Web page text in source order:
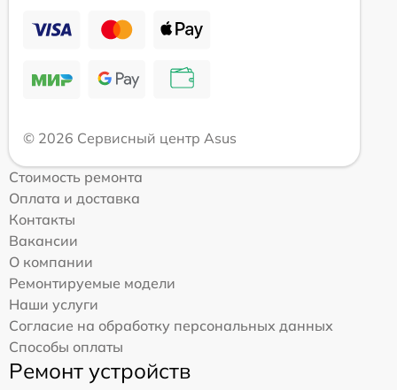
© 2026 Сервисный центр Asus
Стоимость ремонта
Оплата и доставка
Контакты
Вакансии
О компании
Ремонтируемые модели
Наши услуги
Согласие на обработку персональных данных
Способы оплаты
Ремонт устройств